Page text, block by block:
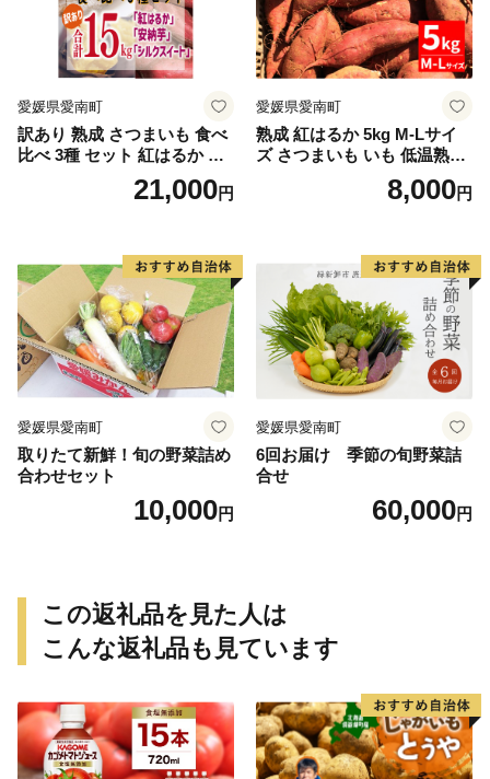
愛媛県愛南町
訳あり 熟成 さつまいも 食べ
比べ 3種 セット 紅はるか 安
納芋 シルクスイート 合計 15
kg サイズ混合 サツマイモ 焼
芋 ほしいも スイートポテト
いも天 サイズミックス 甘い
ねっとり 生芋 新芋 あんのう
いも 甘藷 べにはるか スイー
ツ 国産 糖度 産地直送 農家直
送 数量限定 21000円 愛媛 愛
南 ミッチーのおみかん畑
21,000円
愛媛県愛南町
熟成 紅はるか 5kg M-Lサイ
ズ さつまいも いも 低温熟成
完全熟成収穫 甘い 糖度 焼き
芋 やきいも スイートポテト
8,000円
愛媛県愛南町
取りたて新鮮！旬の野菜詰め
合わせセット
10,000円
愛媛県愛南町
6回お届け 季節の旬野菜詰
合せ
60,000円
この返礼品を見た人は
こんな返礼品も見ています